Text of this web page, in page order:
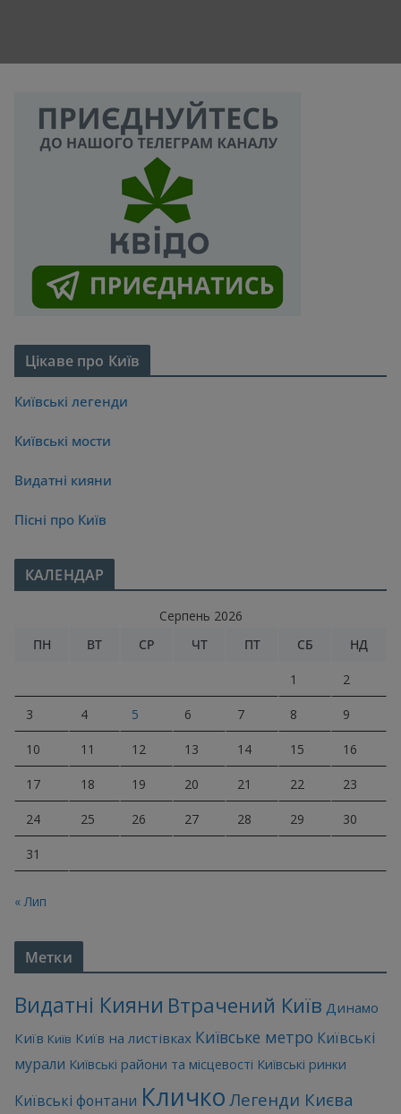
Цікаве про Київ
Київські легенди
Київські мости
Видатні кияни
Пісні про Київ
КАЛЕНДАР
Серпень 2026
ПН
ВТ СР ЧТ ПТ СБ НД
1 2
3 4 5 6 7 8 9
10 11 12 13 14 15 16
17 18 19 20 21 22 23
24 25 26 27 28 29 30
31
« Лип
Метки
Видатні Кияни Втрачений Київ Динамо
Київ Київ Київ на листівках Київське метро Київські
мурали Київські райони та місцевості Київські ринки
Київські фонтани Кличко Легенди Києва